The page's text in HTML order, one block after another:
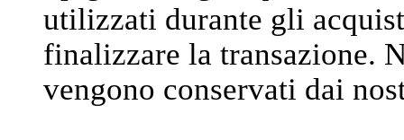
utilizzati durante gli
finalizzare la transazione.
vengono conservati dai